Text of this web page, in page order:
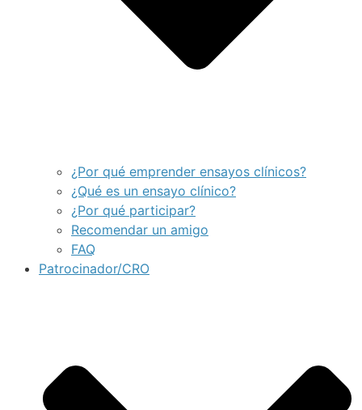
¿Por qué emprender ensayos clínicos?
¿Qué es un ensayo clínico?
¿Por qué participar?
Recomendar un amigo
FAQ
Patrocinador/CRO